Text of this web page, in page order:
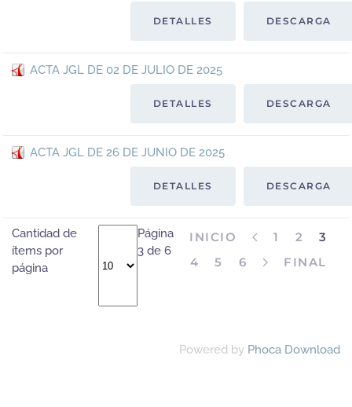
DESCARGA
DETALLES
ACTA JGL DE 02 DE JULIO DE 2025
DESCARGA
DETALLES
ACTA JGL DE 26 DE JUNIO DE 2025
DESCARGA
DETALLES
Cantidad de
ítems por
página
Página
3 de 6
INICIO 1 2
3
4
5 6 FINAL
Powered by Phoca Download